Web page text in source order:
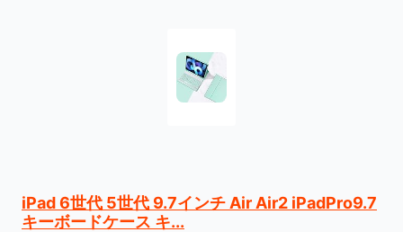
iPad 6世代 5世代 9.7インチ Air Air2 iPadPro9.7
キーボードケース キ...